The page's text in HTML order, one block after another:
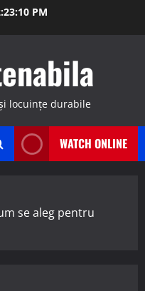
PM
locuințe durabile
WATCH ONLINE
se aleg pentru